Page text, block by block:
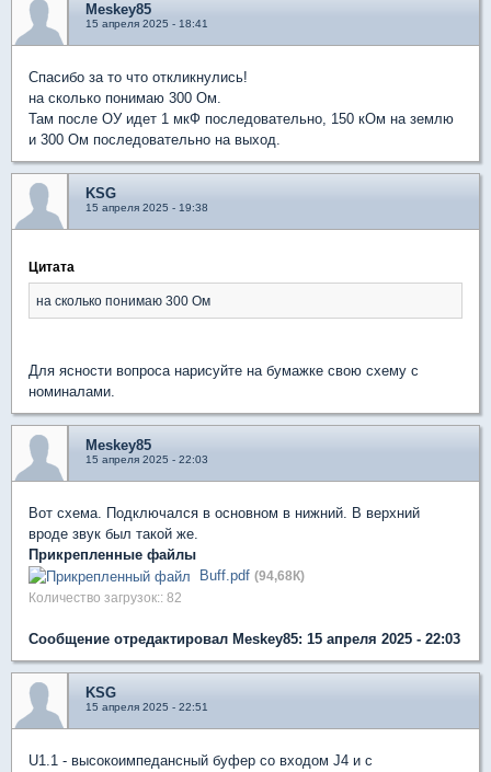
Meskey85
15 апреля 2025 - 18:41
Спасибо за то что откликнулись!
на сколько понимаю 300 Ом.
Там после ОУ идет 1 мкФ последовательно, 150 кОм на землю
и 300 Ом последовательно на выход.
KSG
15 апреля 2025 - 19:38
Цитата
на сколько понимаю 300 Ом
Для ясности вопроса нарисуйте на бумажке свою схему с
номиналами.
Meskey85
15 апреля 2025 - 22:03
Вот схема. Подключался в основном в нижний. В верхний
вроде звук был такой же.
Прикрепленные файлы
Buff.pdf (94,68К)
Количество загрузок:: 82
Сообщение отредактировал Meskey85: 15 апреля 2025 - 22:03
KSG
15 апреля 2025 - 22:51
U1.1 - высокоимпедансный буфер со входом J4 и с